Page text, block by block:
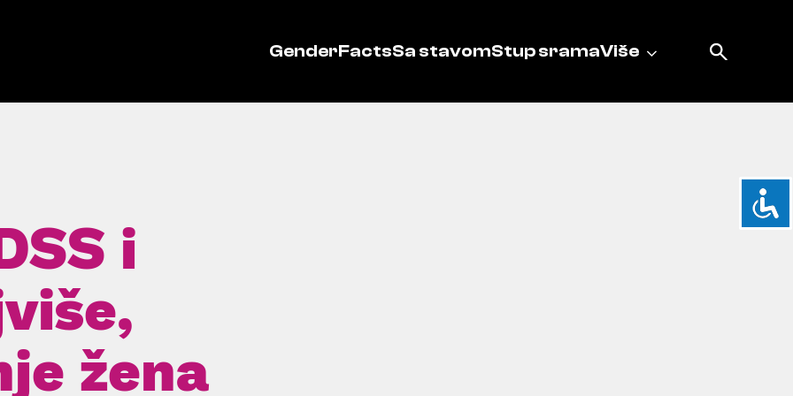
GenderFactsSa stavomStup sramaViše
i
žena